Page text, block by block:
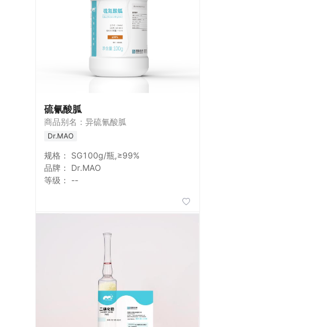
硫氰酸胍
商品别名：异硫氰酸胍
Dr.MAO
规格：
SG100g/瓶,≥99%
品牌：
Dr.MAO
等级：
--
